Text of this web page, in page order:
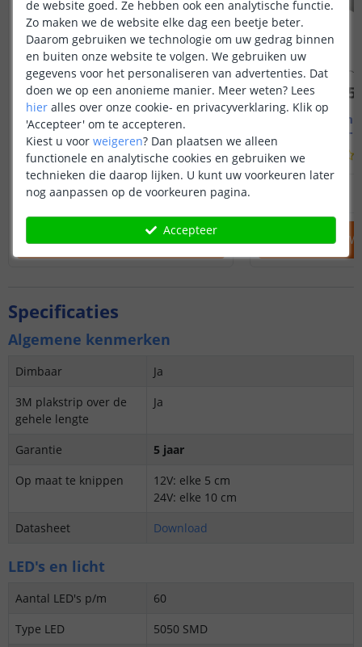
1M - compleet profiel
Opbouw - smal en laag
(70 reviews)
OP VOORRAAD 12,95
IN WINKELWAGEN
2M -
Opbouw -
IN
Specificaties
Algemene kenmerken
Dimbaar
Ja
3M plakstrip over de
gehele lengte
Ja
Garantie
5 jaar
Op maat te knippen
12V: elke 5 cm
24V: elke 10 cm
Datasheet
Download
LED's en licht
Aantal LED's p/m
60
Type LED
5050 SMD
de website goed. Ze hebben ook een analytische functie.
Zo maken we de website elke dag een beetje beter.
Daarom gebruiken we technologie om uw gedrag binnen
en buiten onze website te volgen. We gebruiken uw
gegevens voor het personaliseren van advertenties. Dat
doen we op een anonieme manier. Meer weten? Lees
hier alles over onze cookie- en privacyverklaring. Klik op
'Accepteer' om te accepteren.
Kiest u voor weigeren? Dan plaatsen we alleen
functionele en analytische cookies en gebruiken we
technieken die daarop lijken. U kunt uw voorkeuren later
nog aanpassen op de voorkeuren pagina.
Accepteer